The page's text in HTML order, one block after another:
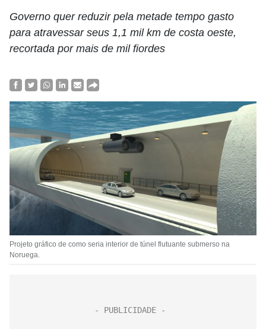
Governo quer reduzir pela metade tempo gasto
para atravessar seus 1,1 mil km de costa oeste,
recortada por mais de mil fiordes
Projeto gráfico de como seria interior de túnel flutuante submerso na
Noruega.